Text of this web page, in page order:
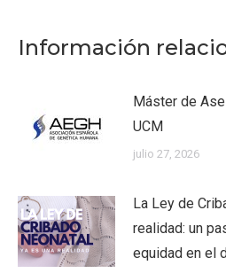
Información
Máster de
UCM
julio 27, 2026
La Ley de
realidad: un
equidad en el